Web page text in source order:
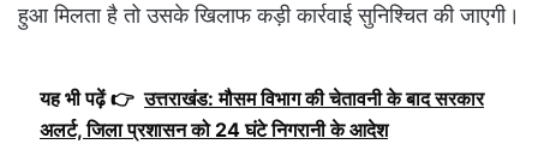
हुआ मिलता है तो उसके खिलाफ कड़ी कार्रवाई सुनिश्चित की जाएगी।
यह भी पढ़ें 👉 उत्तराखंड: मौसम विभाग की चेतावनी के बाद सरकार
अलर्ट, जिला प्रशासन को 24 घंटे निगरानी के आदेश